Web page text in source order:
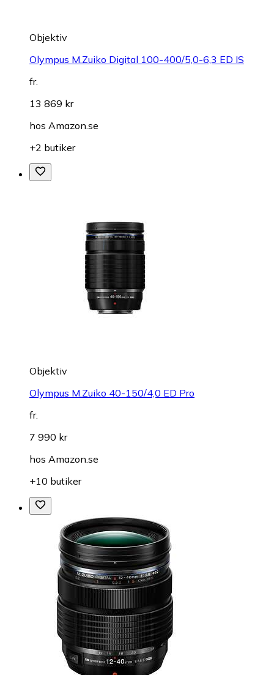
Objektiv
Olympus M.Zuiko Digital 100-400/5,0-6,3 ED IS
fr.
13 869 kr
hos Amazon.se
+2 butiker
Objektiv
Olympus M.Zuiko 40-150/4,0 ED Pro
fr.
7 990 kr
hos Amazon.se
+10 butiker